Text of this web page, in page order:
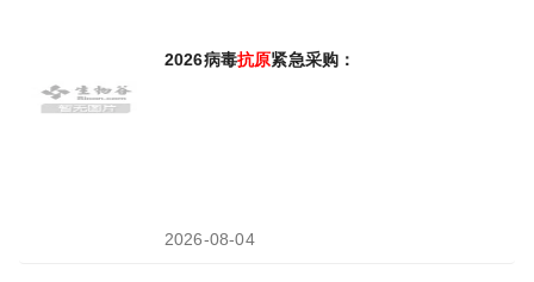
2026病毒抗原紧急采购：原料现货储备指南
2026-08-04